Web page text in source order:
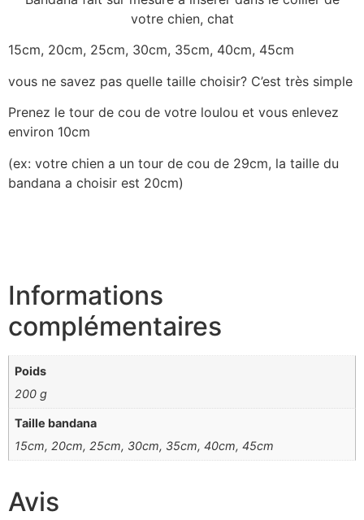
votre chien, chat
15cm, 20cm, 25cm, 30cm, 35cm, 40cm, 45cm
vous ne savez pas quelle taille choisir? C’est très simple
Prenez le tour de cou de votre loulou et vous enlevez
environ 10cm
(ex: votre chien a un tour de cou de 29cm, la taille du
bandana a choisir est 20cm)
Informations
complémentaires
Poids
200 g
Taille bandana
15cm, 20cm, 25cm, 30cm, 35cm, 40cm, 45cm
Avis